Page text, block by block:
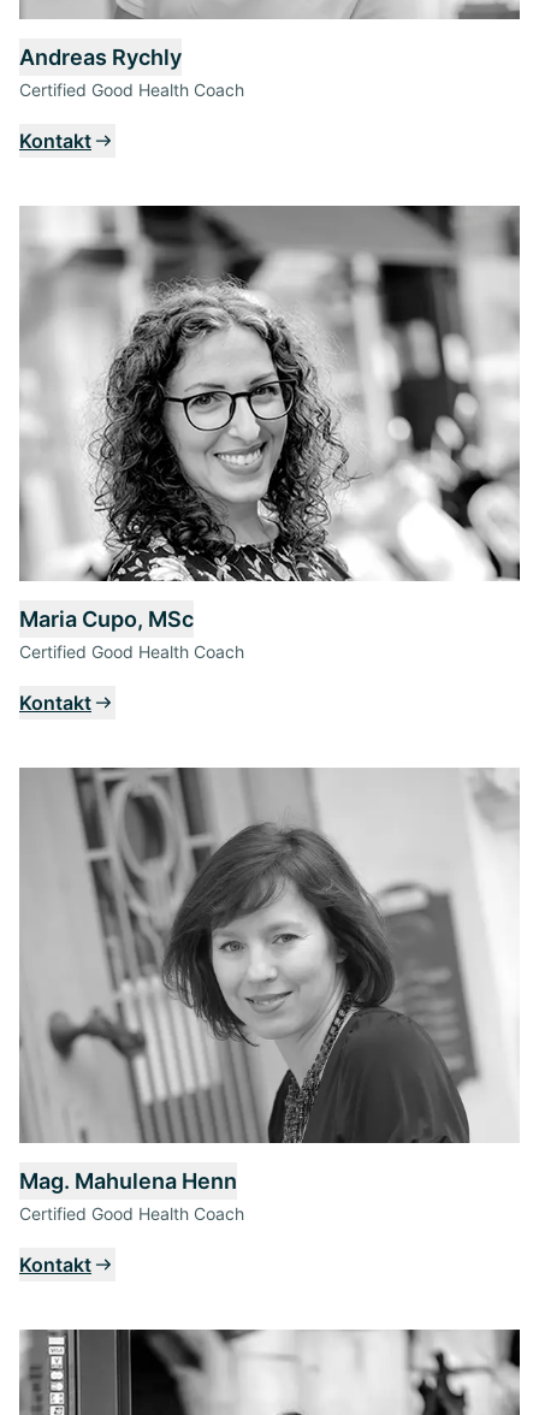
Andreas Rychly
Certified Good Health Coach
Kontakt
Maria Cupo, MSc
Certified Good Health Coach
Kontakt
Mag. Mahulena Henn
Certified Good Health Coach
Kontakt